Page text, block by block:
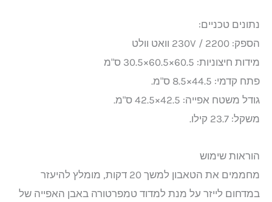
נתונים טכניים:
הספק: 230V / 2200 וואט וולט
מידות חיצוניות: 60.5×60.5×30.5 ס"מ
פתח קדמי: 44.5×8.5 ס"מ.
גודל משטח אפייה: 42.5×42.5 ס"מ.
משקל: 23.7 קילו.
הוראות שימוש
מחממים את הטאבון למשך 20 דקות, מומלץ להיעזר
במדחום לייזר על מנת למדוד טמפרטורה באבן האפייה של